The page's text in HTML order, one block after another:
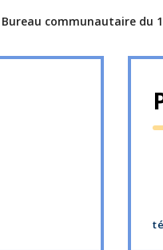
Bureau communautaire du